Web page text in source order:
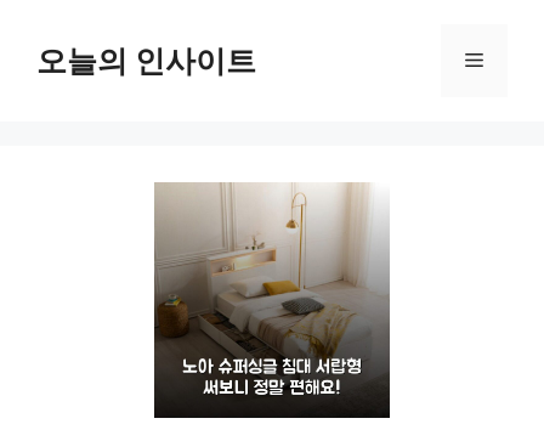
오늘의 인사이트 메